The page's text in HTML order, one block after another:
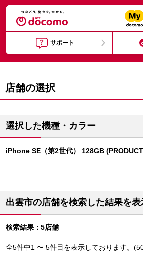
サポート
店舗の選択
選択した機種・カラー
iPhone SE（第2世代） 128GB
出雲市の店舗を検索した結果を
検索結果：5店舗
全5件中1 〜 5件目を表示しております。